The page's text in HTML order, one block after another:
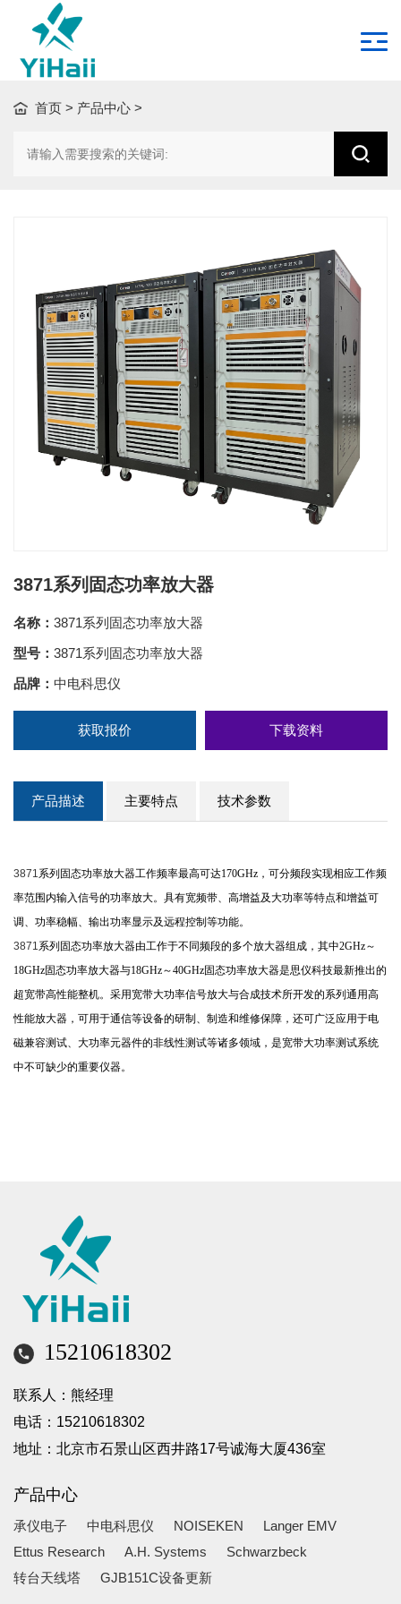
首页 > 产品中心 >
3871系列固态功率放大器
名称： 3871系列固态功率放大器
型号： 3871系列固态功率放大器
品牌： 中电科思仪
获取报价 下载资料
产品描述 主要特点 技术参数
3871系列固态功率放大器工作频率最高可达170GHz ，可分频段实现相应工作频
率范围内输入信号的功率放大。具有宽频带、高增益及大功率等特点和增益可
调、功率稳幅、输出功率显示及远程控制等功能。
3871系列固态功率放大器由工作于不同频段的多个放大器组成，其中2GHz～
18GHz固态功率放大器与18GHz～40GHz固态功率放大器是思仪科技最新推出的
超宽带高性能整机。采用宽带大功率信号放大与合成技术所开发的系列通用高
性能放大器，可用于通信等设备的研制、制造和维修保障，还可广泛应用于电
磁兼容测试、大功率元器件的非线性测试等诸多领域，是宽带大功率测试系统
中不可缺少的重要仪器。
15210618302
联系人：熊经理
电话：15210618302
地址：北京市石景山区西井路17号诚海大厦436室
产品中心
承仪电子 中电科思仪 NOISEKEN
Langer EMV
Ettus Research
A.H. Systems
Schwarzbeck
转台天线塔
GJB151C设备更新